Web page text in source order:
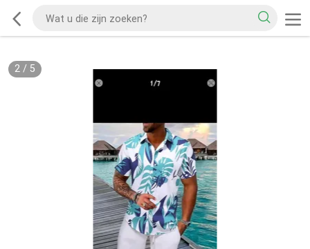
2/ 5